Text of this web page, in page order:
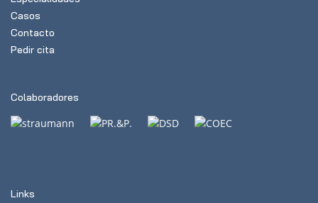
Casos
Contacto
Pedir cita
Colaboradores
Links